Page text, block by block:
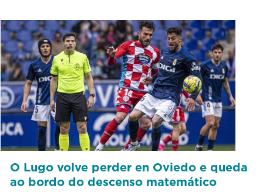
O Lugo volve perder en Oviedo e queda
ao bordo do descenso matemático